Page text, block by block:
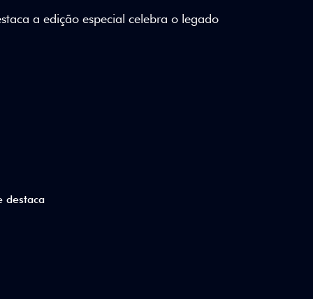
e detalhes em Citrus Green criam